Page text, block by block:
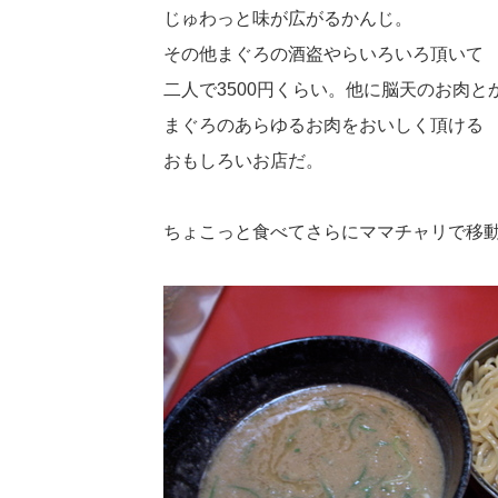
じゅわっと味が広がるかんじ。
その他まぐろの酒盗やらいろいろ頂いて
二人で3500円くらい。他に脳天のお肉と
まぐろのあらゆるお肉をおいしく頂ける
おもしろいお店だ。
ちょこっと食べてさらにママチャリで移